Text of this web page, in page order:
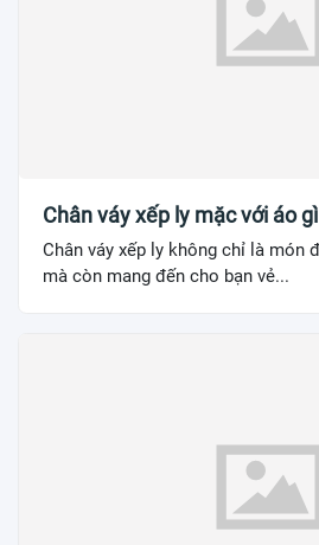
Chân váy xếp ly mặc với áo
Chân váy xếp ly không chỉ là món
mà còn mang đến cho bạn vẻ...